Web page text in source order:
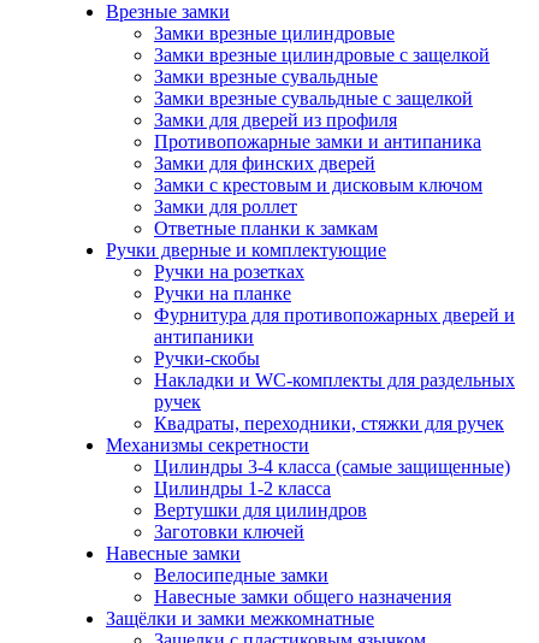
Врезные замки
Замки врезные цилиндровые
Замки врезные цилиндровые с защелкой
Замки врезные сувальдные
Замки врезные сувальдные с защелкой
Замки для дверей из профиля
Противопожарные замки и антипаника
Замки для финских дверей
Замки с крестовым и дисковым ключом
Замки для роллет
Ответные планки к замкам
Ручки дверные и комплектующие
Ручки на розетках
Ручки на планке
Фурнитура для противопожарных дверей и
антипаники
Ручки-скобы
Накладки и WC-комплекты для раздельных
ручек
Квадраты, переходники, стяжки для ручек
Механизмы секретности
Цилиндры 3-4 класса (самые защищенные)
Цилиндры 1-2 класса
Вертушки для цилиндров
Заготовки ключей
Навесные замки
Велосипедные замки
Навесные замки общего назначения
Защёлки и замки межкомнатные